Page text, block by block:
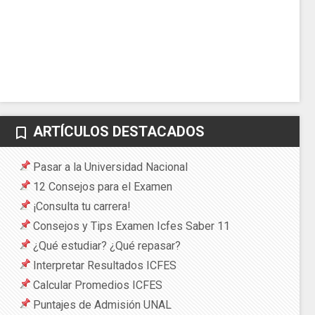
bookmark_border ARTÍCULOS DESTACADOS
Pasar a la Universidad Nacional
12 Consejos para el Examen
¡Consulta tu carrera!
Consejos y Tips Examen Icfes Saber 11
¿Qué estudiar? ¿Qué repasar?
Interpretar Resultados ICFES
Calcular Promedios ICFES
Puntajes de Admisión UNAL